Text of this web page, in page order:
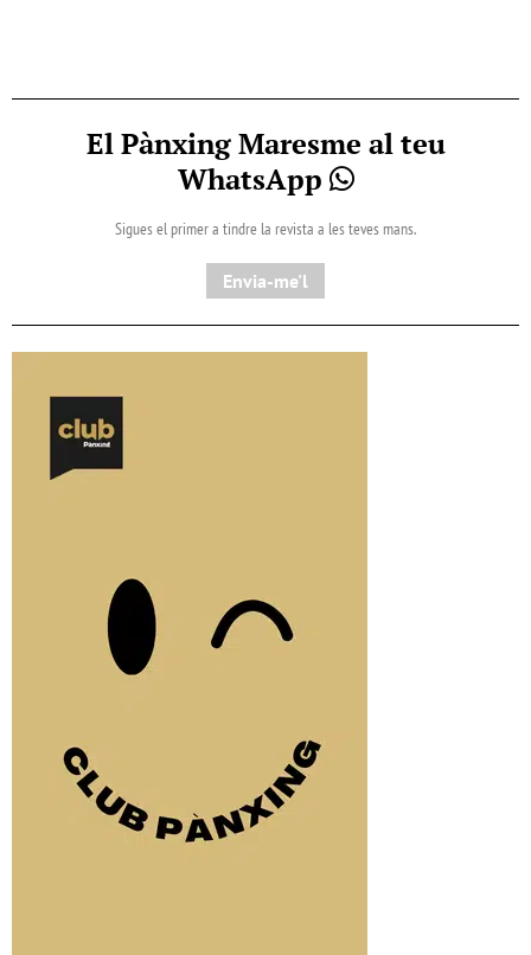
El Pànxing Maresme al teu
WhatsApp
Sigues el primer a tindre la revista a les teves mans.
Envia-me'l